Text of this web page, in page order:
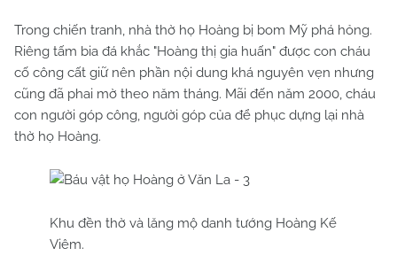
Trong chiến tranh, nhà thờ họ Hoàng bị bom Mỹ phá hỏng.
Riêng tấm bia đá khắc "Hoàng thị gia huấn" được con cháu
cố công cất giữ nên phần nội dung khá nguyên vẹn nhưng
cũng đã phai mờ theo năm tháng. Mãi đến năm 2000, cháu
con người góp công, người góp của để phục dựng lại nhà
thờ họ Hoàng.
Khu đền thờ và lăng mộ danh tướng Hoàng Kế
Viêm.